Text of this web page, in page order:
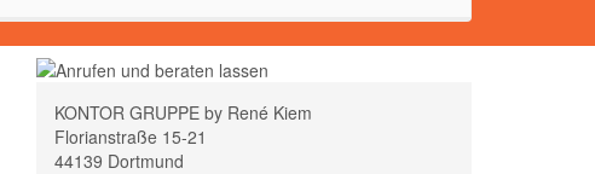
KONTOR GRUPPE by René Kiem
Florianstraße 15-21
44139 Dortmund